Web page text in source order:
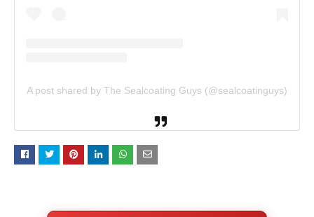
A post shared by The Sealcoating Guys (@sealcoatinguys)